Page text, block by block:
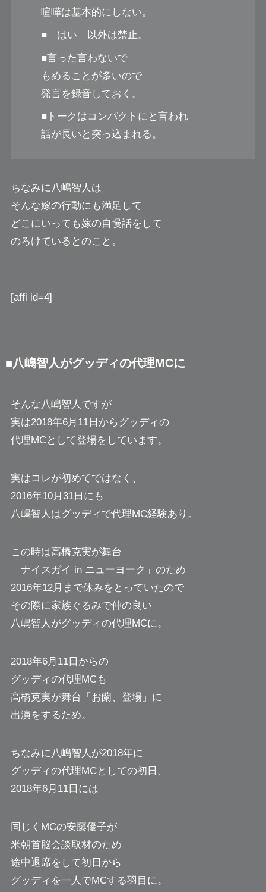
喧嘩は基本的にしない。
■「はい」以外は禁止。
■言った言わないで
もめることが多いので
発言を録音しておく。
■トークはコンパクトにと言われ
話が長いと突っ込まれる。
ちなみに八嶋智人は
そんな嫁の行動にも満足して
どこにいっても嫁の自慢話をして
のろけているとのこと。
[affi id=4]
■八嶋智人がグッディの代理MCに
そんな八嶋智人ですが
実は2018年6月11日からグッディの
代理MCとして登場をしています。
実はコレが初めてではなく、
2016年10月31日にも
八嶋智人はグッディで代理MC経験あり。
この時は高橋克実が舞台
「ナイスガイ in ニューヨーク」のため
2016年12月まで休みをとっていたので
その際に家族ぐるみで仲の良い
八嶋智人がグッディの代理MCに。
2018年6月11日からの
グッディの代理MCも
高橋克実が舞台「お蘭、登場」に
出演をするため。
ちなみに八嶋智人が2018年に
グッディの代理MCとしての初日、
2018年6月11日には
同じくMCの安藤優子が
米朝首脳会談取材のため
途中退席をして初日から
グッディを一人でMCする羽目に。